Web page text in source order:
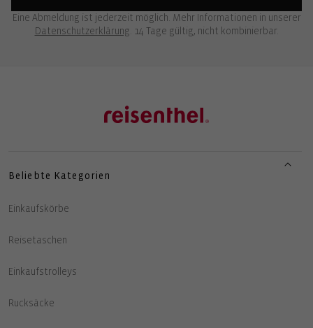
Eine Abmeldung ist jederzeit möglich. Mehr Informationen in unserer
Datenschutzerklärung. 14 Tage gültig, nicht kombinierbar.
Beliebte Kategorien
Einkaufskörbe
Reisetaschen
Einkaufstrolleys
Rucksäcke